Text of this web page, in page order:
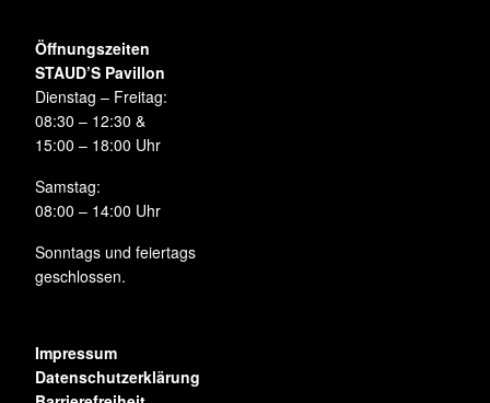
Öffnungszeiten
STAUD’S Pavillon
Dienstag – Freitag:
08:30 – 12:30 &
15:00 – 18:00 Uhr
Samstag:
08:00 – 14:00 Uhr
Sonntags und feiertags
geschlossen.
Impressum
Datenschutzerklärung